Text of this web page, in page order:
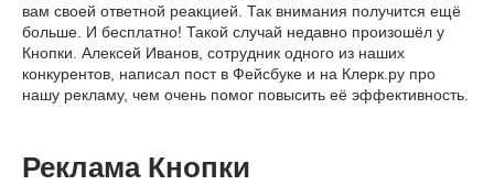
вам своей ответной реакцией. Так внимания получится ещё
больше. И бесплатно! Такой случай недавно произошёл у
Кнопки. Алексей Иванов, сотрудник одного из наших
конкурентов, написал пост в Фейсбуке и на Клерк.ру про
нашу рекламу, чем очень помог повысить её эффективность.
Реклама Кнопки